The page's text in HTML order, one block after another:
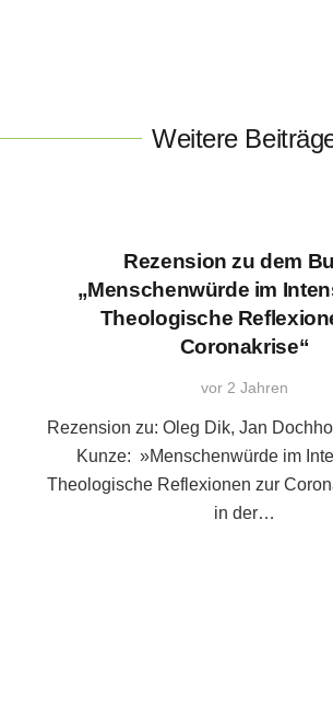
Weitere
Rezension zu dem
„Menschenwürde im
Theologische
Coronakrise“
vor 2 Jahren
Rezension zu: Oleg Dik, Jan
Kunze: »Menschenwürde im
Theologische Reflexionen zur
in der…